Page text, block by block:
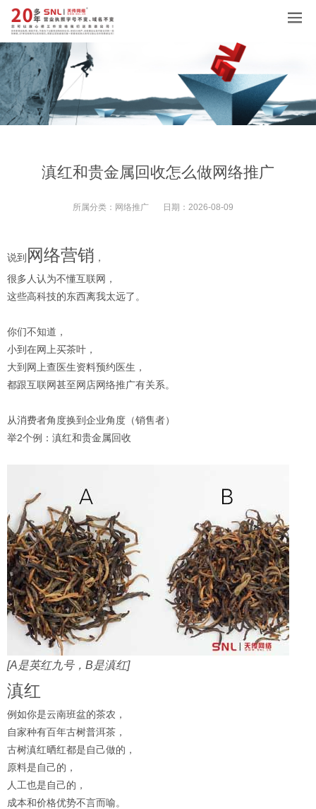
滇红和贵金属回收怎么做网络推广
所属分类： 网络推广 日期： 2026-08-09
说到 网络营销 ，
很多人认为不懂互联网，
这些高科技的东西离我太远了。
你们不知道，
小到在网上买茶叶，
大到网上查医生资料预约医生，
都跟互联网甚至网店网络推广有关系。
从消费者角度换到企业角度（销售者）
举2个例：滇红和贵金属回收
[A是英红九号，B是滇红]
滇红
例如你是云南班盆的茶农，
自家种有百年古树普洱茶，
古树滇红晒红都是自己做的，
原料是自己的，
人工也是自己的，
成本和价格优势不言而喻。